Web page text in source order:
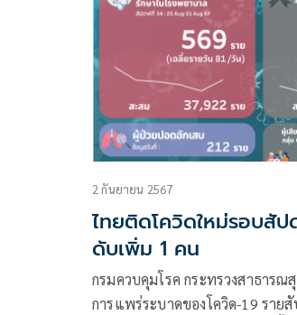
2 กันยายน 2567
ไทยติดโควิดใหม่รอบสัป
ดับเพิ่ม 1 คน
กรมควบคุมโรค กระทรวงสาธารณ
การแพร่ระบาดของโควิด-19 ราย